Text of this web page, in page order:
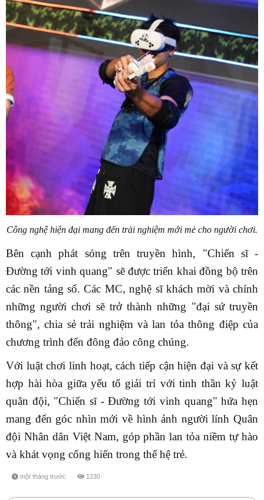
Công nghệ hiện đại mang đến trải nghiệm mới mẻ cho người chơi.
Bên cạnh phát sóng trên truyền hình, "Chiến sĩ -
Đường tới vinh quang" sẽ được triển khai đồng bộ trên
các nền tảng số. Các MC, nghệ sĩ khách mời và chính
những người chơi sẽ trở thành những "đại sứ truyền
thông", chia sẻ trải nghiệm và lan tỏa thông điệp của
chương trình đến đông đảo công chúng.
Với luật chơi linh hoạt, cách tiếp cận hiện đại và sự kết
hợp hài hòa giữa yếu tố giải trí với tinh thần kỷ luật
quân đội, "Chiến sĩ - Đường tới vinh quang" hứa hẹn
mang đến góc nhìn mới về hình ảnh người lính Quân
đội Nhân dân Việt Nam, góp phần lan tỏa niềm tự hào
và khát vọng cống hiến trong thế hệ trẻ.
một tháng trước 1230